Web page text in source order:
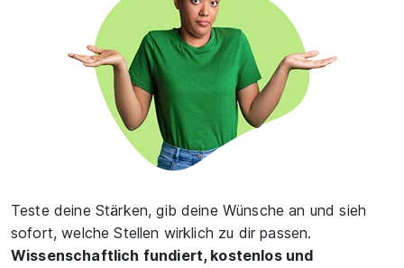
Teste deine Stärken, gib deine Wünsche an und sieh
sofort, welche Stellen wirklich zu dir passen.
Wissenschaftlich fundiert, kostenlos und